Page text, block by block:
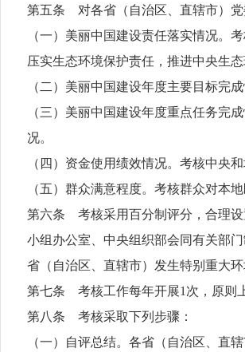
第五条 对各省（自治区、直辖市）
（一）美丽中国建设责任落实情况。
压实生态环境保护责任，推进中央生
（二）美丽中国建设年度主要目标完
（三）美丽中国建设年度重点任务完
况。
（四）资金使用绩效情况。考核中央
（五）群众满意程度。考核群众对本
第六条 考核采用百分制评分，合理设
小组办公室、中央组织部会同有关部
省（自治区、直辖市）发生特别重大
第七条 考核工作每年开展1次，原则
第八条 考核采取下列步骤：
（一）自评总结。各省（自治区、直